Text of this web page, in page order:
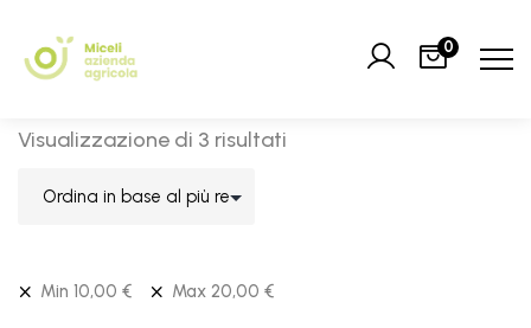
0
Visualizzazione di 3 risultati
Min 10,00 € Max 20,00 €